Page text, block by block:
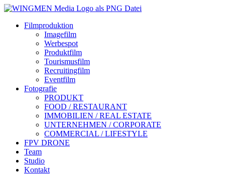
Filmproduktion
Imagefilm
Werbespot
Produktfilm
Tourismusfilm
Recruitingfilm
Eventfilm
Fotografie
PRODUKT
FOOD / RESTAURANT
IMMOBILIEN / REAL ESTATE
UNTERNEHMEN / CORPORATE
COMMERCIAL / LIFESTYLE
FPV DRONE
Team
Studio
Kontakt